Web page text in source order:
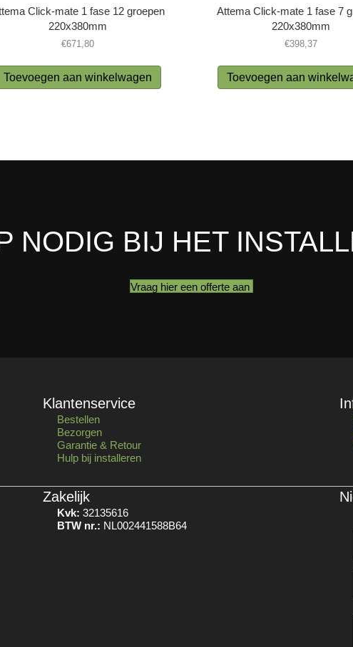
Click-mate 1 fase 12 groepen
220x380mm
€671,80
Toevoegen aan winkelwagen
Attema Click-mate 1 fase 7
220x380mm
€398,37
Toevoegen aan
NODIG BIJ HET
Vraag hier een offerte aan
Klantenservice
Bestellen
Bezorgen
Garantie & Retour
Hulp bij installeren
Zakelijk
Kvk: 32135616
BTW nr.: NL002441588B64